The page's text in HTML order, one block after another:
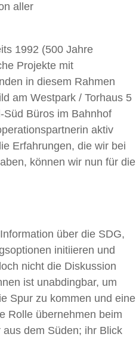
aller
1992 (500 Jahre
Projekte mit
in diesem Rahmen
am Westpark / Torhaus 5
Büros im Bahnhof
aktiv
Erfahrungen, die wir bei
können wir nun für die
über die SDG,
initiieren und
nicht die Diskussion
ist unabdingbar, um
Spur zu kommen und eine
Rolle übernehmen beim
dem Süden; ihr Blick